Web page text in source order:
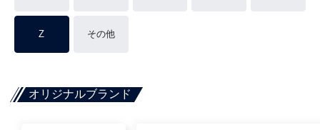
Z その他
オリジナルブランド